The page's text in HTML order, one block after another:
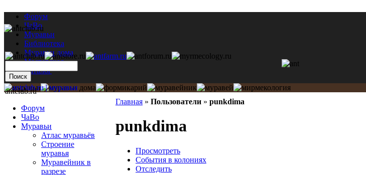
Форум
ЧаВо
Муравьи
Библиотека
Муравьи дома
Мастерская
Каталог
Главная » Пользователи » punkdima
punkdima
Просмотреть
События в колониях
Отследить
antclub.ru
Форум
ЧаВо
Муравьи
Атлас муравьёв
Строение
муравья
Муравейник в
разрезе